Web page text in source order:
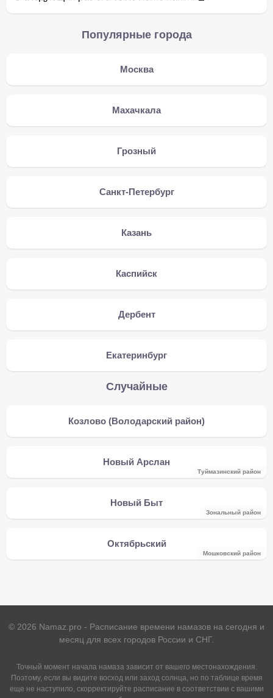
Популярные города
Москва
Махачкала
Грозный
Санкт-Петербург
Казань
Каспийск
Дербент
Екатеринбург
Случайные
Козлово (Володарский район)
Новый Арслан
Туймазинский район
Новый Быт
Зональный район
Октябрьский
Мошковский район
© 2026 Namaz.pro - Расписание времени намазов на сегодня и
месяц для всех городов России и СНГ.
Точный момент начала намаза зависит от вашего местонахождения.
Поэтому, если вы видите восход или заход солнца, но по таблице время
еще не наступило, скорректируйте расписание в соответствии с вашими